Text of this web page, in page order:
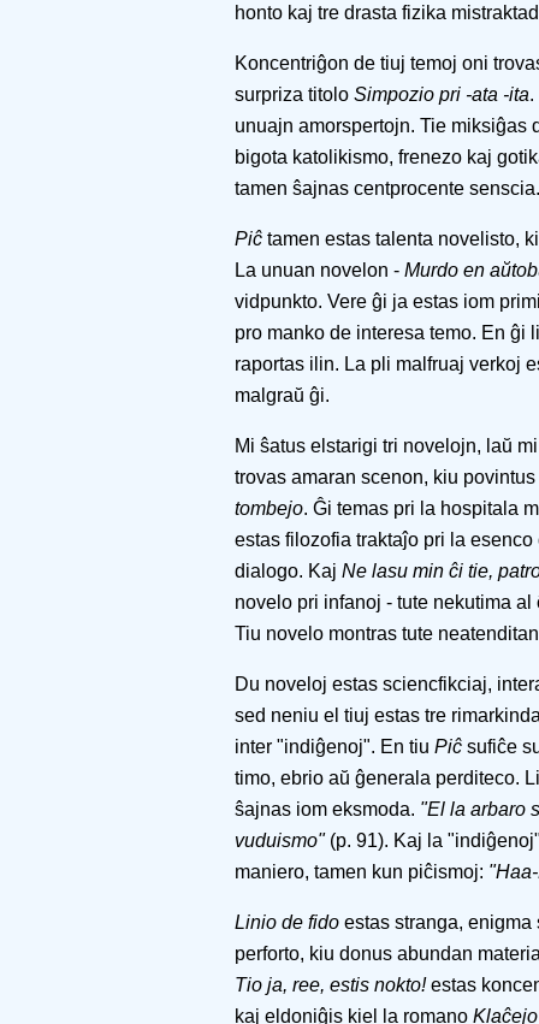
honto kaj tre drasta fizika
Koncentriĝon de tiuj temoj oni
surpriza titolo Simpozio pri -ata -ita.
unuajn amorspertojn. Tie miksiĝas
bigota katolikismo, frenezo kaj
tamen ŝajnas centprocente senscia.
Piĉ tamen estas talenta novelisto,
La unuan novelon - Murdo en
vidpunkto. Vere ĝi ja estas iom
pro manko de interesa temo. En ĝi
raportas ilin. La pli malfruaj verkoj
malgraŭ ĝi.
Mi ŝatus elstarigi tri novelojn, laŭ
trovas amaran scenon, kiu
tombejo. Ĝi temas pri la hospitala
estas filozofia traktaĵo pri la
dialogo. Kaj Ne lasu min ĉi tie,
novelo pri infanoj - tute nekutima
Tiu novelo montras tute
Du noveloj estas sciencfikciaj,
sed neniu el tiuj estas tre
inter "indiĝenoj". En tiu Piĉ sufiĉe
timo, ebrio aŭ ĝenerala perditeco.
ŝajnas iom eksmoda. "El la arbaro
vuduismo"(p. 91). Kaj la
maniero, tamen kun piĉismoj:
Linio de fido estas stranga,
perforto, kiu donus abundan
Tio ja, ree, estis nokto!estas
kaj eldoniĝis kiel la romano Klaĉejo